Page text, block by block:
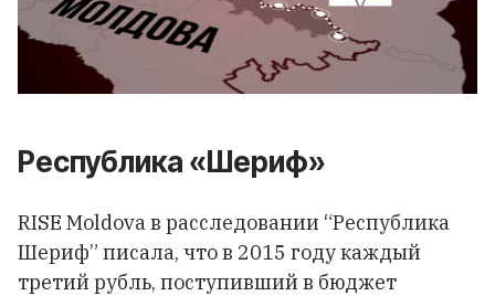
Республика «Шериф»
RISE Moldova в расследовании “Республика
Шериф” писала, что в 2015 году каждый
третий рубль, поступивший в бюджет